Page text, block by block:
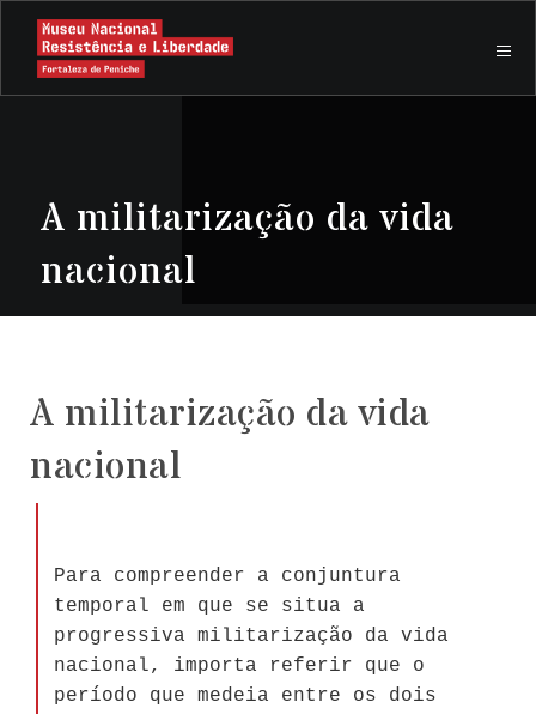
A militarização da vida
nacional
A militarização da vida
nacional
Para compreender a conjuntura
temporal em que se situa a
progressiva militarização da vida
nacional, importa referir que o
período que medeia entre os dois